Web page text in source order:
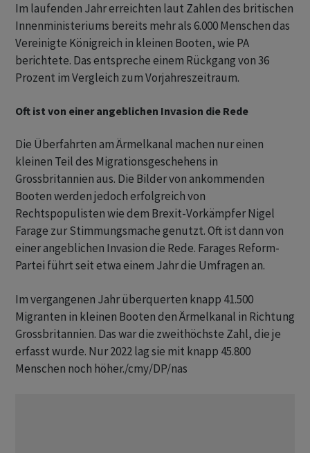
Im laufenden Jahr erreichten laut Zahlen des britischen
Innenministeriums bereits mehr als 6.000 Menschen das
Vereinigte Königreich in kleinen Booten, wie PA
berichtete. Das entspreche einem Rückgang von 36
Prozent im Vergleich zum Vorjahreszeitraum.
Oft ist von einer angeblichen Invasion die Rede
Die Überfahrten am Ärmelkanal machen nur einen
kleinen Teil des Migrationsgeschehens in
Grossbritannien aus. Die Bilder von ankommenden
Booten werden jedoch erfolgreich von
Rechtspopulisten wie dem Brexit-Vorkämpfer Nigel
Farage zur Stimmungsmache genutzt. Oft ist dann von
einer angeblichen Invasion die Rede. Farages Reform-
Partei führt seit etwa einem Jahr die Umfragen an.
Im vergangenen Jahr überquerten knapp 41.500
Migranten in kleinen Booten den Ärmelkanal in Richtung
Grossbritannien. Das war die zweithöchste Zahl, die je
erfasst wurde. Nur 2022 lag sie mit knapp 45.800
Menschen noch höher./cmy/DP/nas